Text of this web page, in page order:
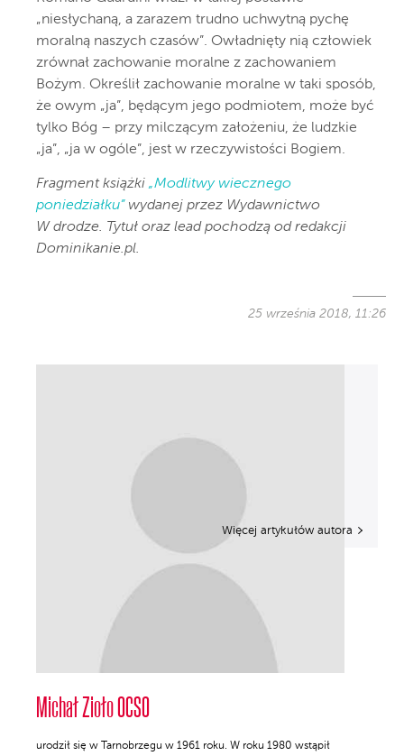
„niesłychaną, a zarazem trudno uchwytną pychę
moralną naszych czasów”. Owładnięty nią człowiek
zrównał zachowanie moralne z zachowaniem
Bożym. Określił zachowanie moralne w taki sposób,
że owym „ja”, będącym jego podmiotem, może być
tylko Bóg – przy milczącym założeniu, że ludzkie
„ja”, „ja w ogóle”, jest w rzeczywistości Bogiem.
Fragment książki „Modlitwy wiecznego
poniedziałku”wydanej przez Wydawnictwo
W drodze. Tytuł oraz lead pochodzą od redakcji
Dominikanie.pl.
25 września 2018, 11:26
Michał Zioło OCSO
urodził się w Tarnobrzegu w 1961 roku. W roku 1980 wstąpił
Więcej artykułów autora